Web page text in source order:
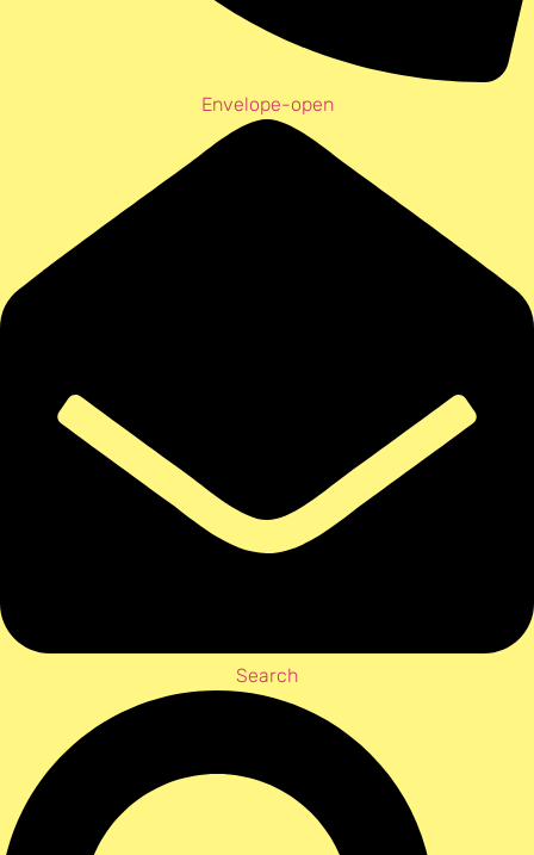
Envelope-open
Search